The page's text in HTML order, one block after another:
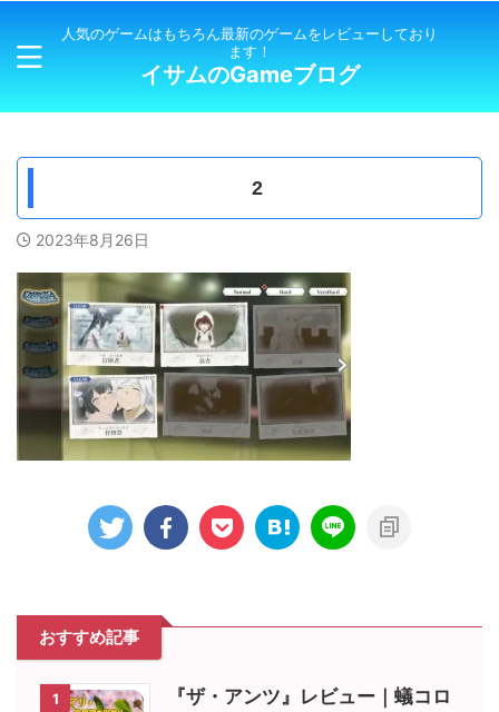
人気のゲームはもちろん最新のゲームをレビューしており
ます！
イサムのGameブログ
2
2023年8月26日
おすすめ記事
1
『ザ・アンツ』レビュー｜蟻コロ